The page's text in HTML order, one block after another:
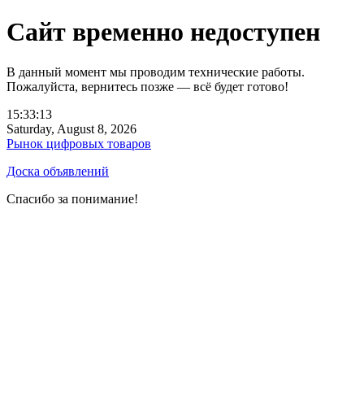
Сайт временно недоступен
В данный момент мы проводим технические работы.
Пожалуйста, вернитесь позже — всё будет готово!
15:33:13
Saturday, August 8, 2026
Рынок цифровых товаров
Доска объявлений
Спасибо за понимание!